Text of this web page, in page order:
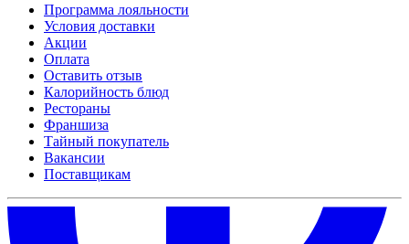
Программа лояльности
Условия доставки
Акции
Оплата
Оставить отзыв
Калорийность блюд
Рестораны
Франшиза
Тайный покупатель
Вакансии
Поставщикам